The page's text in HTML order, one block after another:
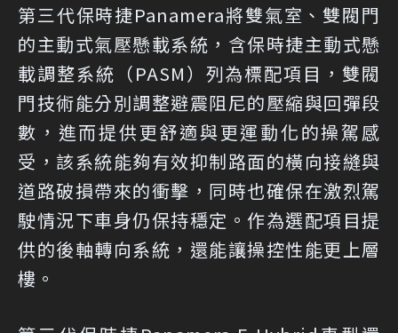
第三代保時捷Panamera將雙氣室、雙閥門
的主動式氣壓懸載系統，含保時捷主動式懸
載調整系統（PASM）列為標配項目，雙閥
門技術能分別調整避震阻尼的壓縮與回彈段
數，進而提供更舒適與更運動化的操駕感
受，該系統能夠有效抑制路面的橫向接縫與
道路破損帶來的衝擊，同時也確保在激烈駕
駛情況下車身仍保持穩定。作為選配項目提
供的後軸轉向系統，還能讓操控性能更上層
樓。